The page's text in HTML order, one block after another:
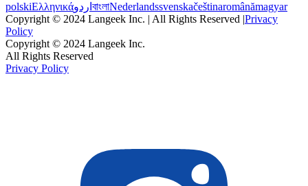
polskiΕλληνικάاردو বাংলাNederlandssvenskačeštinaromânămagyar
Copyright © 2024 Langeek Inc. | All Rights Reserved |Privacy
Policy
Copyright © 2024 Langeek Inc.
All Rights Reserved
Privacy Policy